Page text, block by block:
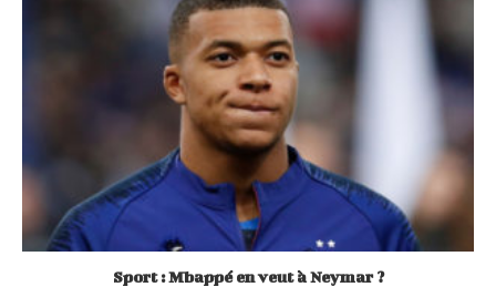
Sport : Mbappé en veut à Neymar ?